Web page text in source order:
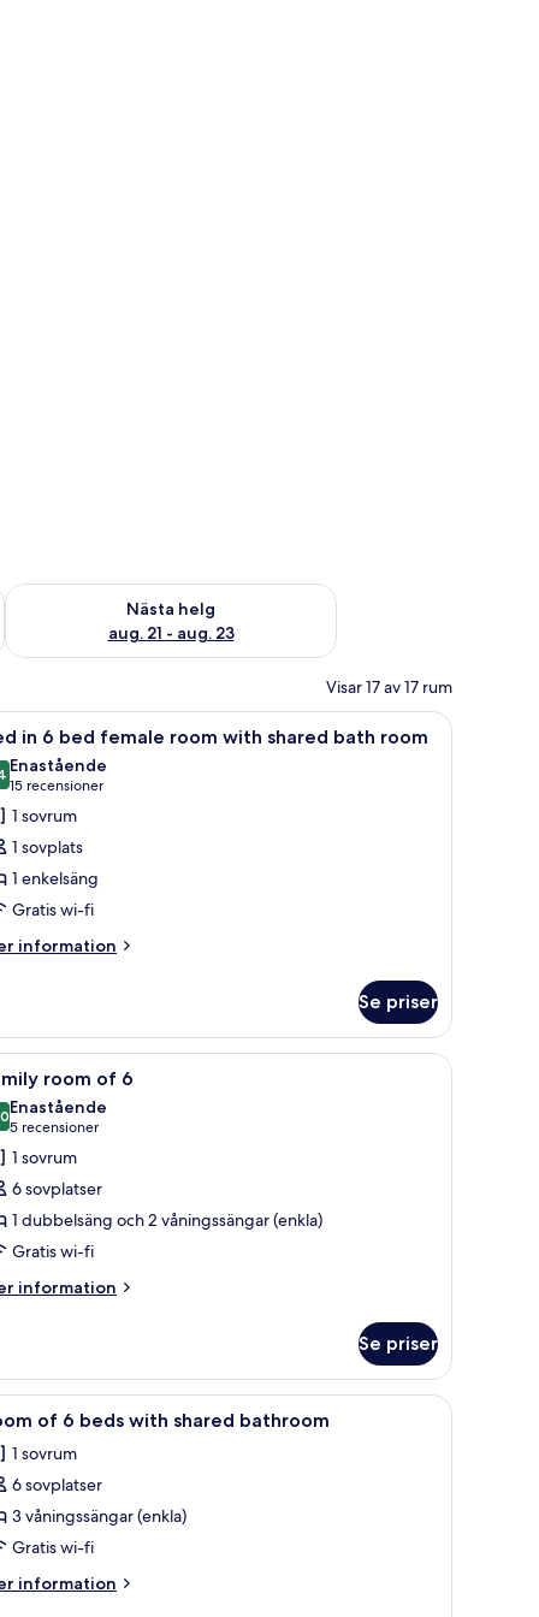
aug. 14 - aug. 16
Nästa helg
aug. 21 - aug. 23
Kontrollera tillgängligheten för nästa helg aug. 21 - aug. 23
Visar 17 av 17 rum
Ett rum med våningssängar, ett handfat och
4 in 6 bed female room with shared bath room
av 10
Enastående
15 recensioner
(15 recensioner)
1 sovrum
1 sovplats
1 enkelsäng
Gratis wi-fi
information
Se priser
Ett modernt hotellrum med en stor säng,
10 room of 6
av 10
Enastående
5 recensioner
(5 recensioner)
1 sovrum
6 sovplatser
1 dubbelsäng och 2 våningssängar (enkla)
Gratis wi-fi
information
Se priser
handfat, en spegel och ett fönster med utsikt över byggnader.
Ett rum med våningssängar, ett fönster
5 of 6 beds with shared bathroom
1 sovrum
6 sovplatser
3 våningssängar (enkla)
Gratis wi-fi
information